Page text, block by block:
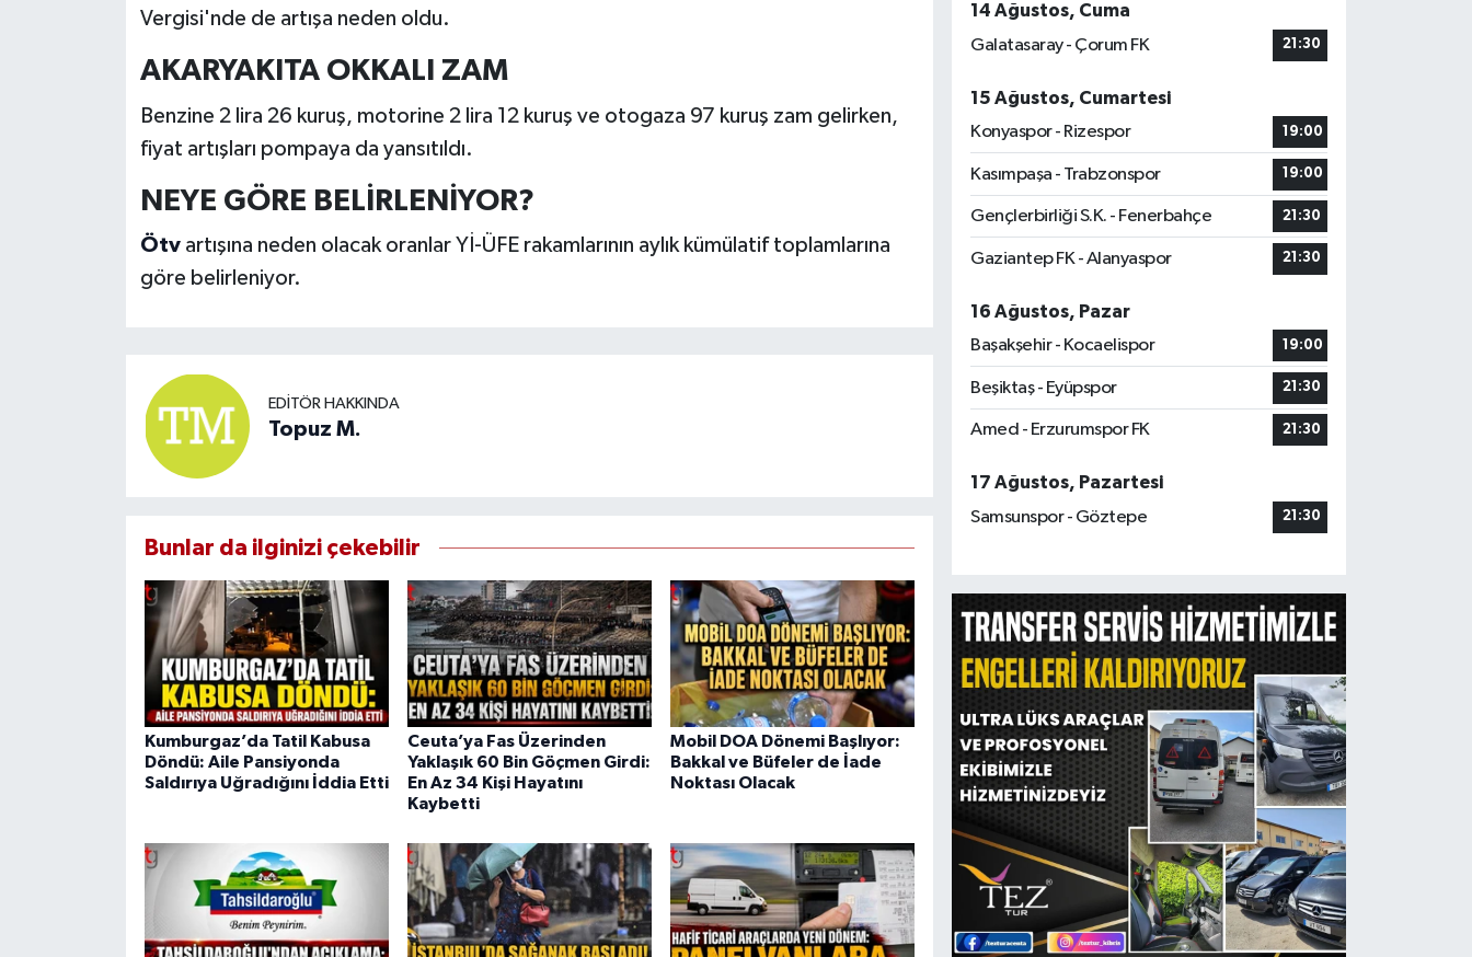
Vergisi'nde de artışa neden oldu.
AKARYAKITA OKKALI ZAM
Benzine 2 lira 26 kuruş, motorine 2 lira 12 kuruş ve otogaza 97 kuruş zam gelirken,
fiyat artışları pompaya da yansıtıldı.
NEYE GÖRE BELİRLENİYOR?
Ötvartışına neden olacak oranlar Yİ-ÜFE rakamlarının aylık kümülatif toplamlarına
göre belirleniyor.
EDITÖR HAKKINDA
Topuz M.
Bunlar da ilginizi çekebilir
Kumburgaz’da Tatil Kabusa
Döndü: Aile Pansiyonda
Saldırıya Uğradığını İddia Etti
Ceuta’ya Fas Üzerinden
Yaklaşık 60 Bin Göçmen Girdi:
En Az 34 Kişi Hayatını
Kaybetti
Mobil DOA Dönemi Başlıyor:
Bakkal ve Büfeler de İade
Noktası Olacak
14 Ağustos, Cuma
Galatasaray - Çorum FK
21:30
15 Ağustos, Cumartesi
Konyaspor - Rizespor
19:00
Kasımpaşa - Trabzonspor 19:00
Gençlerbirliği S.K. - Fenerbahçe 21:30
Gaziantep FK - Alanyaspor 21:30
16 Ağustos, Pazar
Başakşehir - Kocaelispor
19:00
Beşiktaş - Eyüpspor 21:30
Amed - Erzurumspor FK 21:30
17 Ağustos, Pazartesi
Samsunspor - Göztepe
21:30